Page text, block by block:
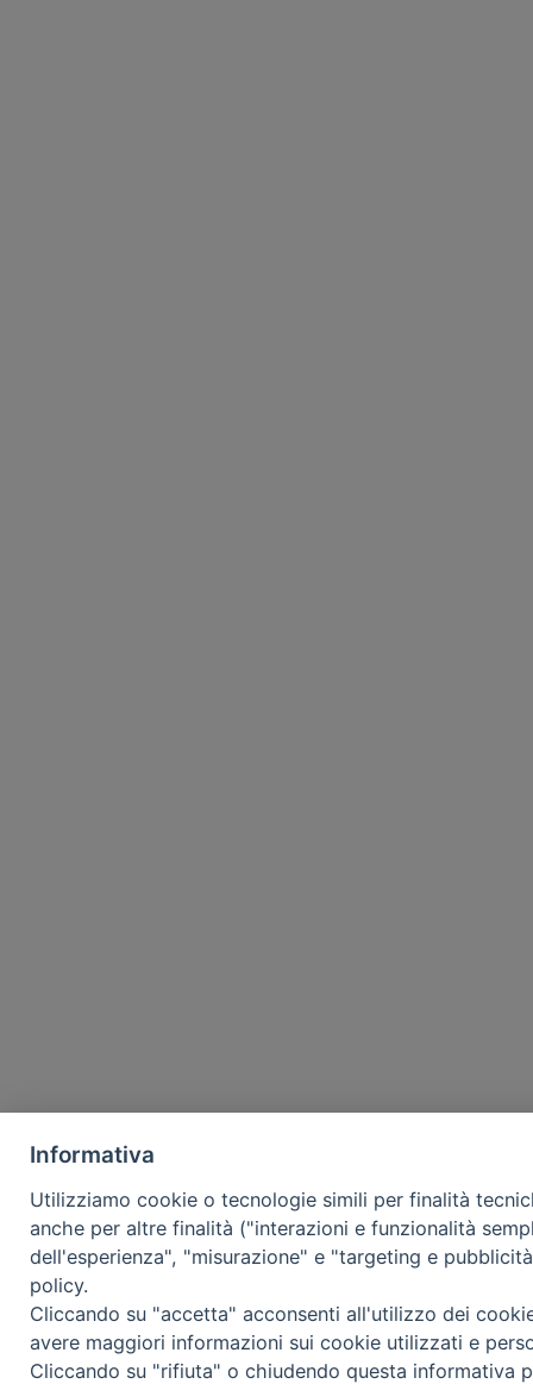
Informativa
Utilizziamo cookie o tecnologie simili per finalità
anche per altre finalità ("interazioni e funzionalità
dell'esperienza", "misurazione" e "targeting e
policy.
Cliccando su "accetta" acconsenti all'utilizzo dei
avere maggiori informazioni sui cookie utilizzati e
Cliccando su "rifiuta" o chiudendo questa informativa